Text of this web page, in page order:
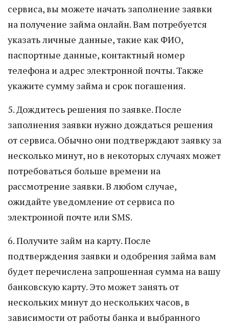
сервиса, вы можете начать заполнение заявки
на получение займа онлайн. Вам потребуется
указать личные данные, такие как ФИО,
паспортные данные, контактный номер
телефона и адрес электронной почты. Также
укажите сумму займа и срок погашения.
5. Дождитесь решения по заявке. После
заполнения заявки нужно дождаться решения
от сервиса. Обычно они подтверждают заявку за
несколько минут, но в некоторых случаях может
потребоваться больше времени на
рассмотрение заявки. В любом случае,
ожидайте уведомление от сервиса по
электронной почте или SMS.
6. Получите займ на карту. После
подтверждения заявки и одобрения займа вам
будет перечислена запрошенная сумма на вашу
банковскую карту. Это может занять от
нескольких минут до нескольких часов, в
зависимости от работы банка и выбранного